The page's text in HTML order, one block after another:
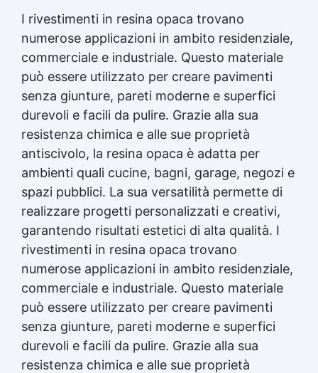
I rivestimenti in resina opaca trovano
numerose applicazioni in ambito residenziale,
commerciale e industriale. Questo materiale
può essere utilizzato per creare pavimenti
senza giunture, pareti moderne e superfici
durevoli e facili da pulire. Grazie alla sua
resistenza chimica e alle sue proprietà
antiscivolo, la resina opaca è adatta per
ambienti quali cucine, bagni, garage, negozi e
spazi pubblici. La sua versatilità permette di
realizzare progetti personalizzati e creativi,
garantendo risultati estetici di alta qualità. I
rivestimenti in resina opaca trovano
numerose applicazioni in ambito residenziale,
commerciale e industriale. Questo materiale
può essere utilizzato per creare pavimenti
senza giunture, pareti moderne e superfici
durevoli e facili da pulire. Grazie alla sua
resistenza chimica e alle sue proprietà